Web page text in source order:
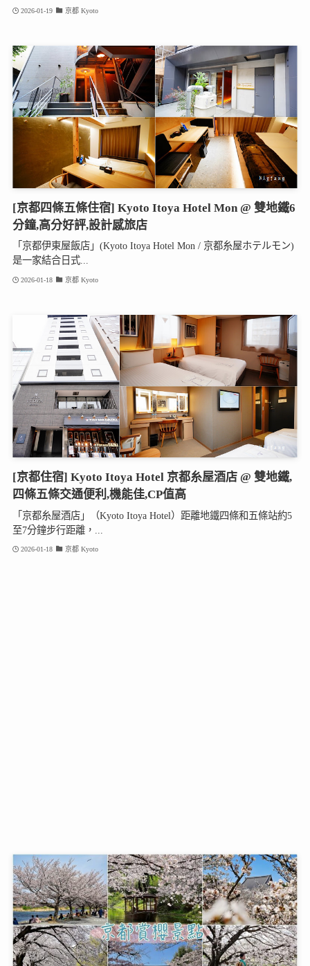
2026-01-19 京都 Kyoto
[京都四條五條住宿] Kyoto Itoya Hotel Mon @ 雙地鐵6
分鐘,高分好評,設計感旅店
「京都伊東屋飯店」(Kyoto Itoya Hotel Mon / 京都糸屋ホテルモン)
是一家結合日式...
2026-01-18 京都 Kyoto
[京都住宿] Kyoto Itoya Hotel 京都糸屋酒店 @ 雙地鐵,
四條五條交通便利,機能佳,CP值高
「京都糸屋酒店」（Kyoto Itoya Hotel）距離地鐵四條和五條站約5
至7分鐘步行距離，...
2026-01-18 京都 Kyoto